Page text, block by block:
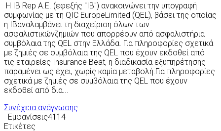
Η IB Rep Α.Ε. (εφεξής "IB") ανακοινώνει την υπογραφή
συμφωνίας με τη QIC EuropeLimited (QEL), βάσει της οποίας
η IBαναλαμβάνει τη διαχείριση όλων των
ασφαλιστικώνζημιών που απορρέουν από ασφαλιστήρια
συμβόλαια της QEL στην Ελλάδα. Για πληροφορίες σχετικά
με ζημιές σε συμβόλαια της QEL που έχουν εκδοθεί από
τις εταιρείες Insurance Beat, η διαδικασία εξυπηρέτησης
παραμένει ως έχει, χωρίς καμία μεταβολή.Για πληροφορίες
σχετικά με ζημιές σε συμβόλαια της QEL που έχουν
εκδοθεί από δια...
Συνέχεια ανάγνωσης
Εμφανίσεις4114
Ετικέτες